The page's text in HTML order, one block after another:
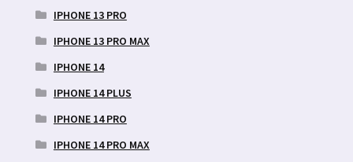
IPHONE 13 PRO
IPHONE 13 PRO MAX
IPHONE 14
IPHONE 14 PLUS
IPHONE 14 PRO
IPHONE 14 PRO MAX